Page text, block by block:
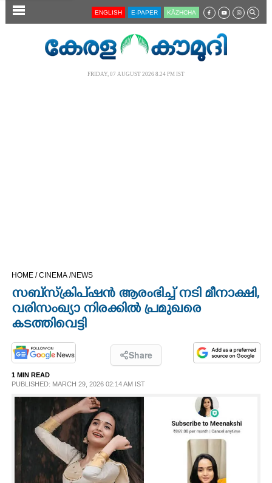
SECTIONS
OPINION
PHOTOS
LIFESTYLE
SPIRITUAL
INFO+
ENGLISH E-PAPER KĀZHCHA
FRIDAY, 07 AUGUST 2026 8.24 PM IST
HOME /CINEMA /NEWS
സബ്സ്ക്രിപ്ഷൻ ആരംഭിച്ച് നടി മീനാക്ഷി,​
വരിസംഖ്യാ നിരക്കിൽ പ്രമുഖരെ
കടത്തിവെട്ടി
Share
1 MIN READ
PUBLISHED: MARCH 29, 2026 02:14 AM IST